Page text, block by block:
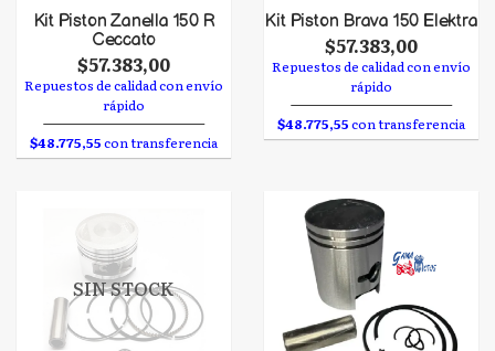
Kit Piston Zanella 150 R
Ceccato
$57.383,00
Repuestos de calidad con envío
rápido
$48.775,55con transferencia
Kit Piston Brava 150 Elektra
$57.383,00
Repuestos de calidad con envío
rápido
$48.775,55con transferencia
SIN STOCK